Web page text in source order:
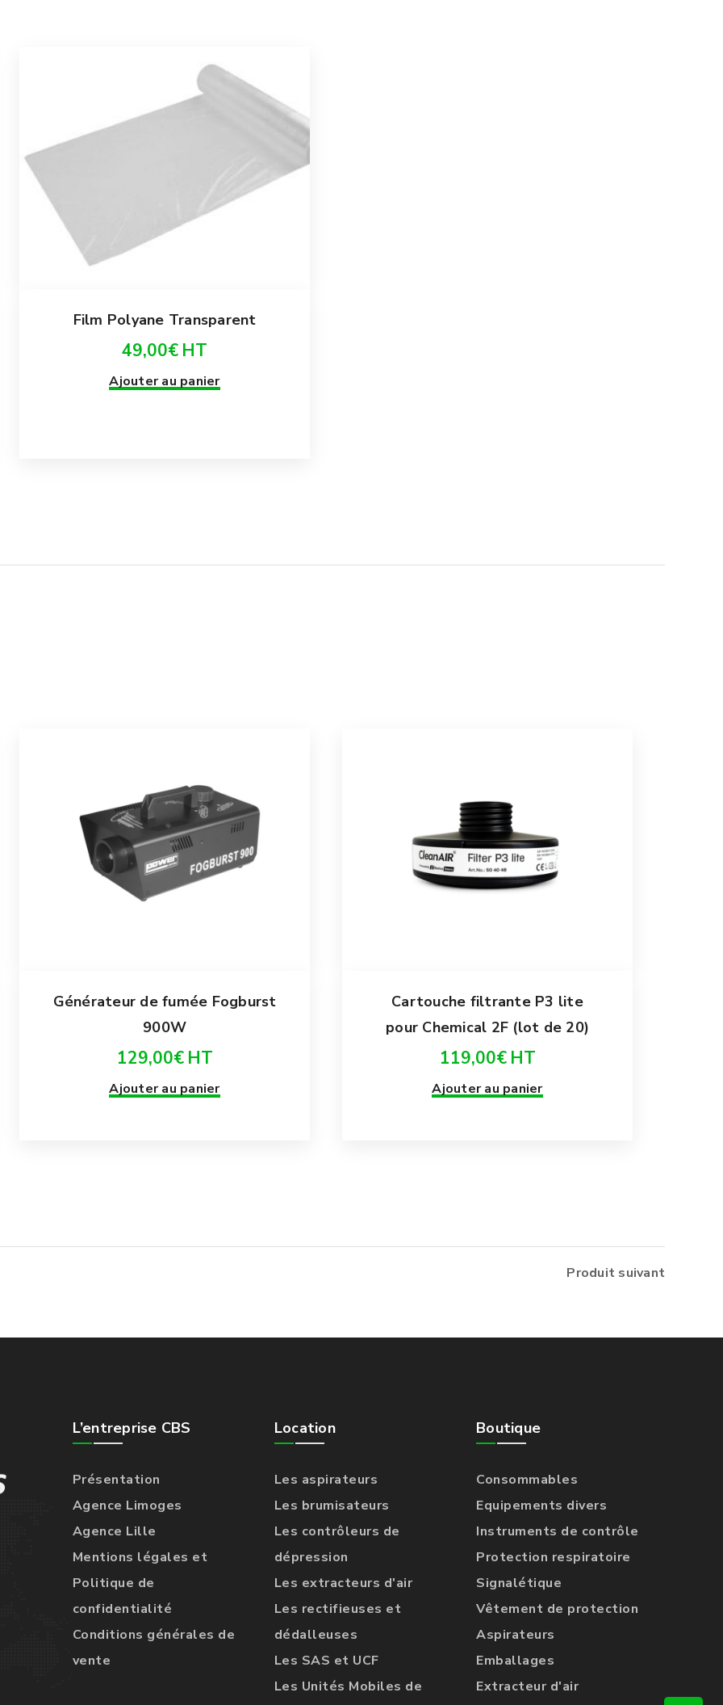
Film Polyane Transparent
49,00€ HT
Ajouter au panier
Générateur de fumée Fogburst
900W
129,00€ HT
Ajouter au panier
Cartouche filtrante P3 lite
pour Chemical 2F (lot de 20)
119,00€ HT
Ajouter au panier
Produit suivant
L’entreprise CBS
Présentation
Agence Limoges
Agence Lille
Mentions légales et
Politique de
confidentialité
Conditions générales de
vente
Location
Les aspirateurs
Les brumisateurs
Les contrôleurs de
dépression
Les extracteurs d'air
Les rectifieuses et
dédalleuses
Les SAS et UCF
Les Unités Mobiles de
Boutique
Consommables
Equipements divers
Instruments de contrôle
Protection respiratoire
Signalétique
Vêtement de protection
Aspirateurs
Emballages
Extracteur d'air